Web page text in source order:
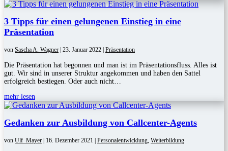
3 Tipps für einen gelungenen Einstieg in eine
Präsentation
von Sascha A. Wagner 23. Januar 2022 Präsentation
Die Präsentation hat begonnen und man ist im Präsentationsfluss. Alles ist
gut. Wir sind in unserer Struktur angekommen und haben den Sattel
erfolgreich bestiegen. Oder auch nicht…
mehr lesen
Gedanken zur Ausbildung von Callcenter-Agents
von Ulf_Mayer | 16. Dezember 2021 | Personalentwicklung Weiterbildung